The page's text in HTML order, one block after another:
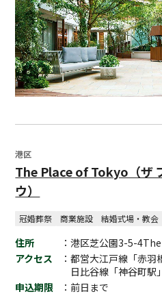
港区
The Place of Tokyo（ザ
ウ）
冠婚葬祭 商業施設 結婚式場・教会
住所
：港区芝公園3-5-
アクセス
：都営大江戸線「赤
日比谷線「神谷町駅
申込期限
：前日まで